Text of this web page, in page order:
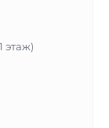
этаж)